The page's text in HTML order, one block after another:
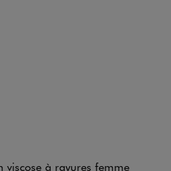
viscose à rayures femme